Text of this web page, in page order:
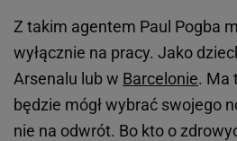
Z takim agentem Paul Pogba
wyłącznie na pracy. Jako
Arsenalu lub w Barcelonie. Ma
będzie mógł wybrać swojego
nie na odwrót. Bo kto o